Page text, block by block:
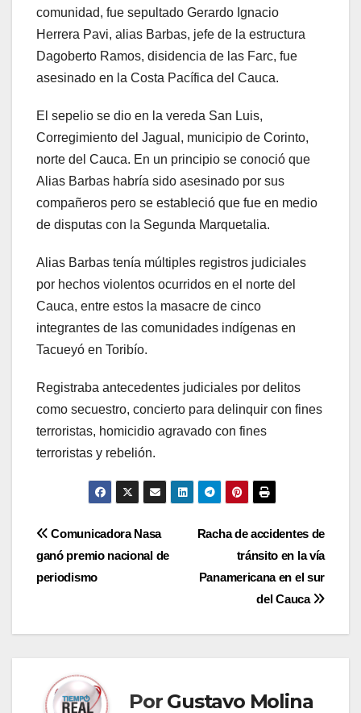
comunidad, fue sepultado Gerardo Ignacio
Herrera Pavi, alias Barbas, jefe de la estructura
Dagoberto Ramos, disidencia de las Farc, fue
asesinado en la Costa Pacífica del Cauca.
El sepelio se dio en la vereda San Luis,
Corregimiento del Jagual, municipio de Corinto,
norte del Cauca. En un principio se conoció que
Alias Barbas habría sido asesinado por sus
compañeros pero se estableció que fue en medio
de disputas con la Segunda Marquetalia.
Alias Barbas tenía múltiples registros judiciales
por hechos violentos ocurridos en el norte del
Cauca, entre estos la masacre de cinco
integrantes de las comunidades indígenas en
Tacueyó en Toribío.
Registraba antecedentes judiciales por delitos
como secuestro, concierto para delinquir con fines
terroristas, homicidio agravado con fines
terroristas y rebelión.
Navegación
de
Racha de accidentes de
tránsito en la vía
Panamericana en el sur
del Cauca
Comunicadora Nasa
ganó premio nacional de
periodismo
Por Gustavo Molina